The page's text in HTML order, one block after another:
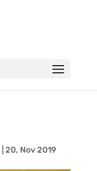
20, Nov 2019